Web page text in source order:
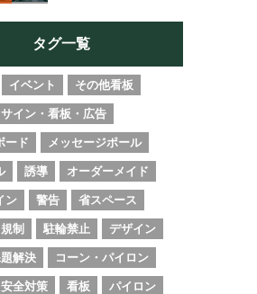
タグ一覧
イベント その他看板
サイン・看板・広告
ード メッセージポール
誘導 オーダーメイド
ン 警告 省スペース
規制 駐輪禁止 デザイン
解決 コーン・パイロン
安全対策 看板 パイロン